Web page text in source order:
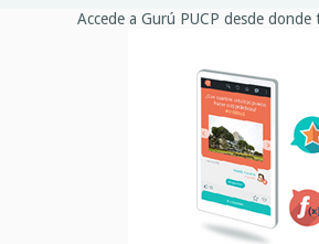
Accede a Gurú PUCP desde donde